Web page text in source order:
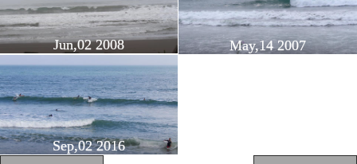
Jun,02 2008 May,14 2007
Sep,02 2016